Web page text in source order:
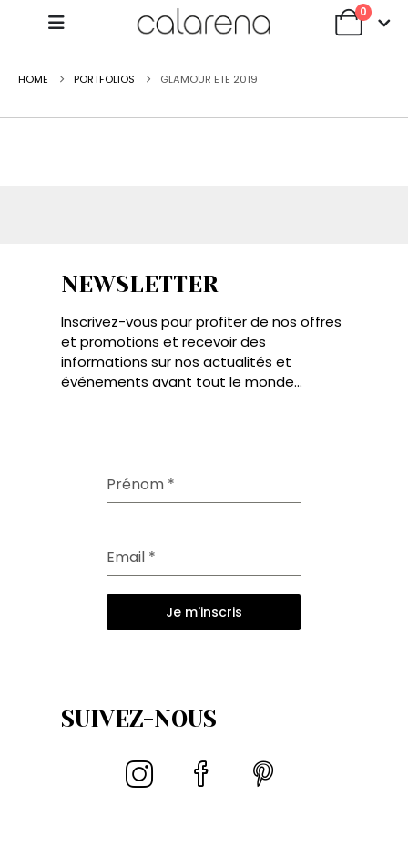
0
HOME PORTFOLIOS GLAMOUR ETE 2019
NEWSLETTER
Inscrivez-vous pour profiter de nos offres
et promotions et recevoir des
informations sur nos actualités et
événements avant tout le monde...
Prénom *
Email *
Je m'inscris
SUIVEZ-NOUS